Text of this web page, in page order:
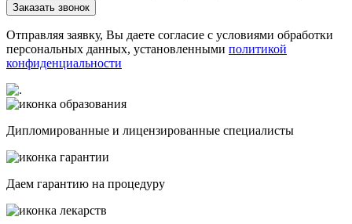
Заказать звонок
Отправляя заявку, Вы даете согласие с условиями обработки
персональных данных, установленными политикой
конфиденциальности
Дипломированные и лицензированные специалисты
Даем гарантию на процедуру